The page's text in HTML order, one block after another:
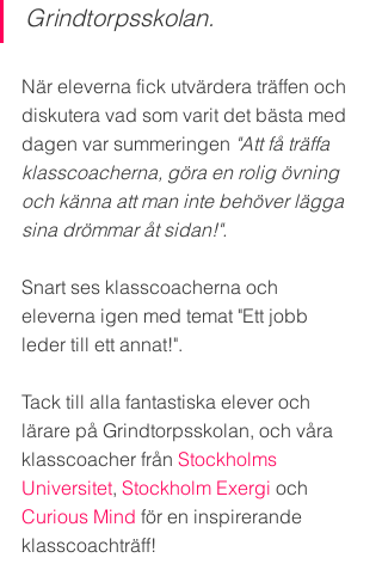
Grindtorpsskolan.
När eleverna fick utvärdera träffen och
diskutera vad som varit det bästa med
dagen var summeringen "Att få träffa
klasscoacherna, göra en rolig övning
och känna att man inte behöver lägga
sina drömmar åt sidan!".
Snart ses klasscoacherna och
eleverna igen med temat "Ett jobb
leder till ett annat!".
Tack till alla fantastiska elever och
lärare på Grindtorpsskolan, och våra
klasscoacher från Stockholms
Universitet, Stockholm Exergi och
Curious Mind för en inspirerande
klasscoachträff!